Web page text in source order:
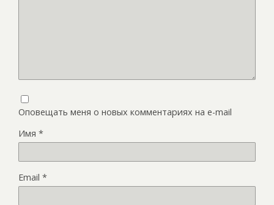
Оповещать меня о новых комментариях на e-mail
Имя *
Email *